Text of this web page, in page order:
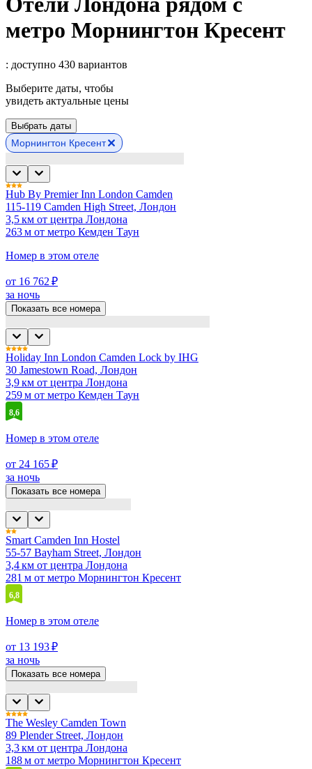
метро Морнингтон Кресент
: доступно 430 вариантов
Выберите даты, чтобы
увидеть актуальные цены
Выбрать даты
Морнингтон Кресент
Hub By Premier Inn London Camden
115-119 Camden High Street, Лондон
3,5 км от центра Лондона
263 м от метро Кемден Таун
Номер в этом отеле
от 16 762 ₽
за ночь
Показать все номера
Holiday Inn London Camden Lock by IHG
30 Jamestown Road, Лондон
3,9 км от центра Лондона
259 м от метро Кемден Таун
8,6
Номер в этом отеле
от 24 165 ₽
за ночь
Показать все номера
Smart Camden Inn Hostel
55-57 Bayham Street, Лондон
3,4 км от центра Лондона
281 м от метро Морнингтон Кресент
6,8
Номер в этом отеле
от 13 193 ₽
за ночь
Показать все номера
The Wesley Camden Town
89 Plender Street, Лондон
3,3 км от центра Лондона
188 м от метро Морнингтон Кресент